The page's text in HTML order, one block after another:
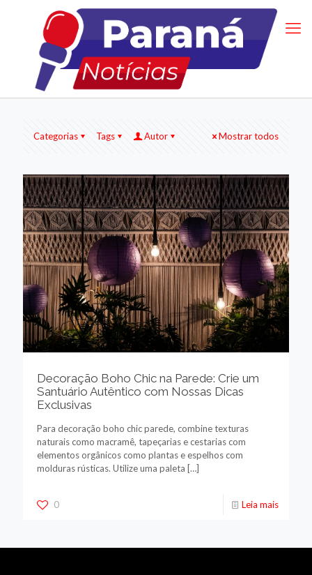
Categorias Tags Autor Mostrar todos
Decoração Boho Chic na Parede: Crie um
Santuário Autêntico com Nossas Dicas
Exclusivas
Para decoração boho chic parede, combine texturas
naturais como macramê, tapeçarias e cestarias com
elementos orgânicos como plantas e espelhos com
molduras rústicas. Utilize uma paleta […]
0 Leia mais